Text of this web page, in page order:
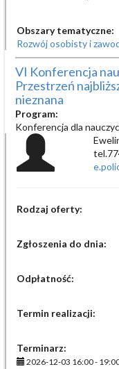
Obszary tematyczne:
Rozwój osobisty i
VI Konferencja
Przestrzeń
nieznana
Program:
Konferencja dla
Rodzaj oferty:
Zgłoszenia do dnia:
Odpłatność:
Termin realizacji:
Terminarz:
2026-12-03 16:00 -